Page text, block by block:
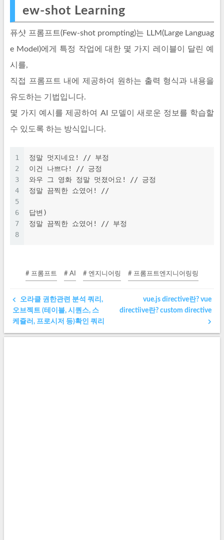
ew-shot Learning
퓨샷 프롬프트(Few-shot prompting)는 LLM(Large Languag
e Model)에게 특정 작업에 대한 몇 가지 레이블이 달린 예
시를,
직접 프롬프트 내에 제공하여 원하는 출력 형식과 내용을
유도하는 기법입니다.
몇 가지 예시를 제공하여 AI 모델이 새로운 정보를 학습할
수 있도록 하는 방식입니다.
1
2
3
4
5
6
7
8
정말 멋지네요! // 부정
이건 나쁘다! // 긍정
와우 그 영화 정말 멋졌어요! // 긍정
정말 끔찍한 쇼였어! //
답변)
정말 끔찍한 쇼였어! // 부정
# 프롬프트 # AI # 엔지니어링 # 프롬프트엔지니어링링
오라클 권한관련 분석 쿼리,
오브젝트 (테이블, 시퀀스, 스
케쥴러, 프로시저 등)확인 쿼리
vue.js directive란? vue
directive란? custom directive